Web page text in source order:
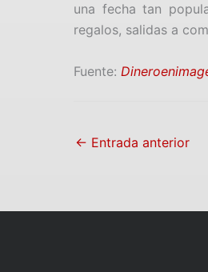
una fecha tan
regalos, salidas a
Fuente:
← Entrada anterior